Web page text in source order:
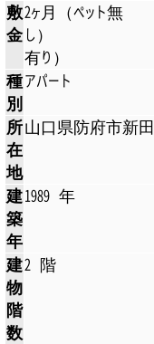
敷
金
2ヶ月（ペット無
し） ３
有り）
種
別
アパート
所
在
地
山口県防府市新田
建
築
年
1989 年
建
物
階
数
2 階